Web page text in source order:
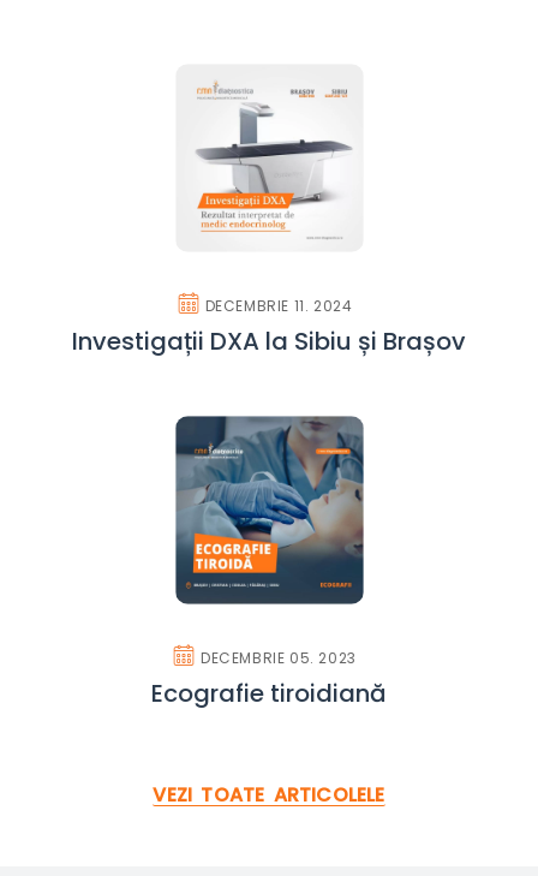
DECEMBRIE 11. 2024
Investigații DXA la Sibiu și Brașov
DECEMBRIE 05. 2023
Ecografie tiroidiană
VEZI TOATE ARTICOLELE